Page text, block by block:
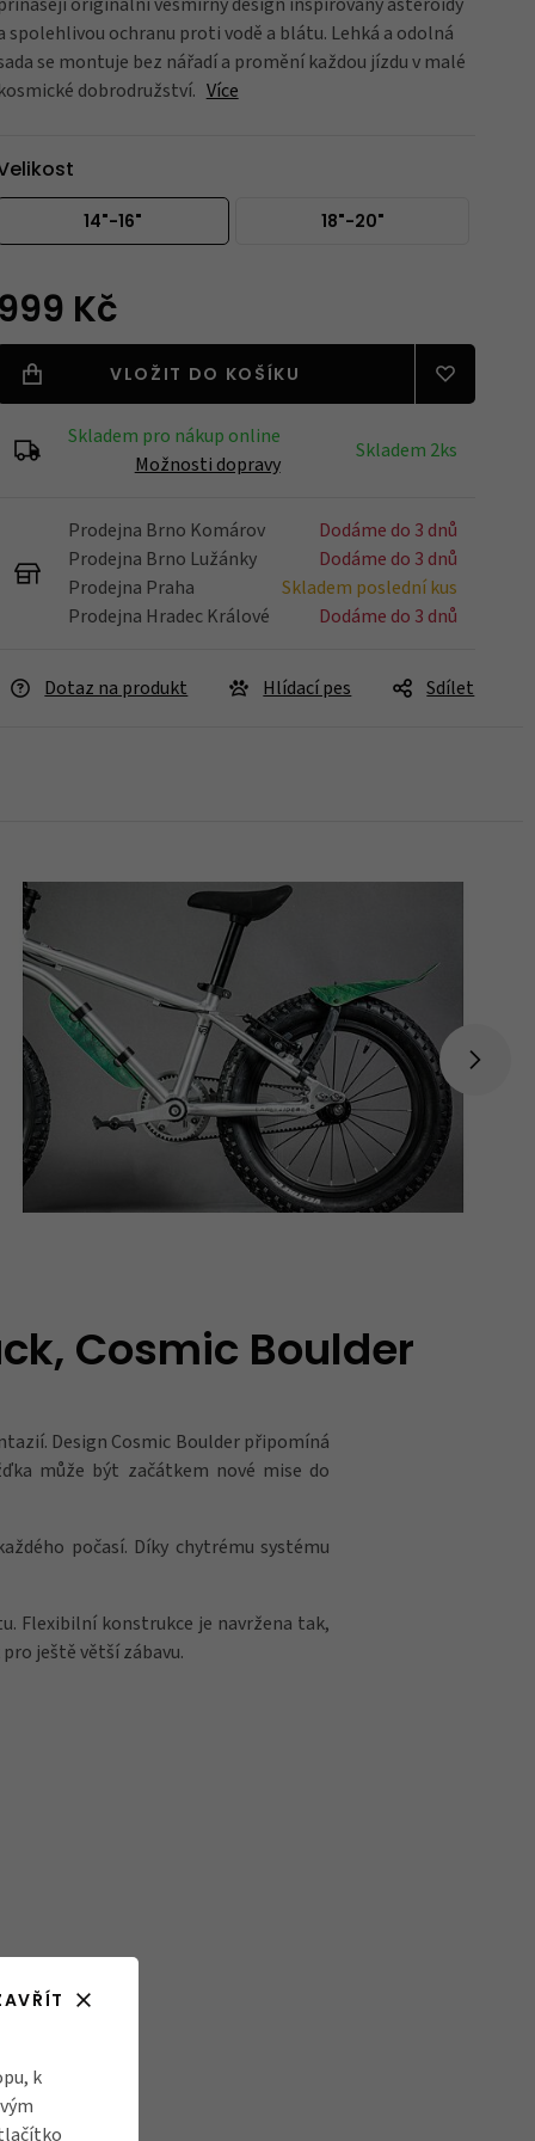
Blatníky
Držáky na kola
Zrcátka
spolehlivou ochranu proti vodě a blátu. Lehká a odolná
se montuje bez nářadí a promění každou jízdu v malé
kosmické dobrodružství. Více
14"-16" 18"-20"
999 Kč
VLOŽIT DO KOŠÍKU
Skladem pro nákup online
Možnosti dopravy
Skladem 2ks
Prodejna Brno Komárov
Dodáme do 3 dnů
Prodejna Brno Lužánky
Dodáme do 3 dnů
Prodejna Praha
Skladem poslední kus
Prodejna Hradec Králové
Dodáme do 3 dnů
Dotaz na produkt Hlídací pes Sdílet
Cosmic Boulder
Design Cosmic Boulder připomíná
může být začátkem nové mise do
počasí. Díky chytrému systému
Flexibilní konstrukce je navržena tak,
ještě větší zábavu.
k